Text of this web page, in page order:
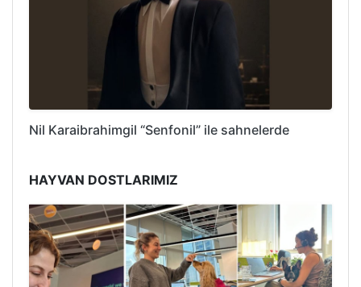
Nil Karaibrahimgil “Senfonil” ile sahnelerde
HAYVAN DOSTLARIMIZ